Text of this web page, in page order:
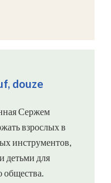
douze
Сержем
взрослых в
инструментов,
детьми для
общества.